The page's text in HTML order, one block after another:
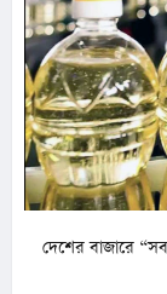
দেশের বাজারে